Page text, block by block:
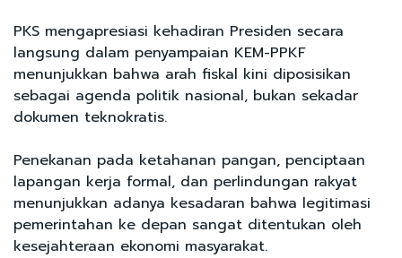
PKS mengapresiasi kehadiran Presiden secara
langsung dalam penyampaian KEM-PPKF
menunjukkan bahwa arah fiskal kini diposisikan
sebagai agenda politik nasional, bukan sekadar
dokumen teknokratis.
Penekanan pada ketahanan pangan, penciptaan
lapangan kerja formal, dan perlindungan rakyat
menunjukkan adanya kesadaran bahwa legitimasi
pemerintahan ke depan sangat ditentukan oleh
kesejahteraan ekonomi masyarakat.